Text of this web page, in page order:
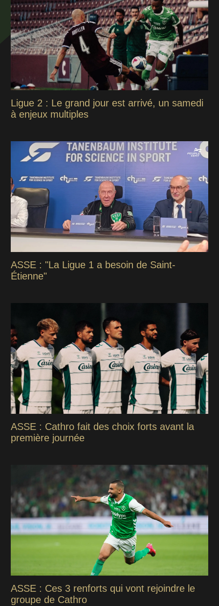
Ligue 2 : Le grand jour est arrivé, un samedi
à enjeux multiples
ASSE : "La Ligue 1 a besoin de Saint-
Étienne"
ASSE : Cathro fait des choix forts avant la
première journée
ASSE : Ces 3 renforts qui vont rejoindre le
groupe de Cathro